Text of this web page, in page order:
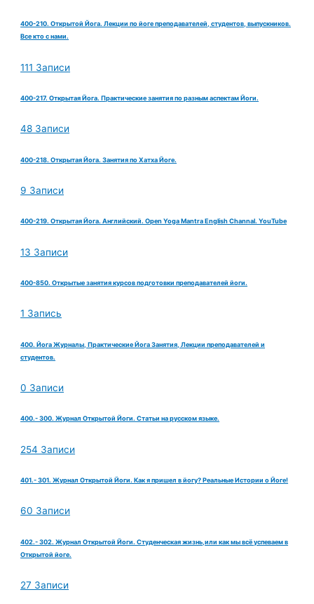
400-210. Открытой Йога. Лекции по йоге преподавателей, студентов, выпускников.
Все кто с нами.
111 Записи
400-217. Открытая Йога. Практические занятия по разным аспектам Йоги.
48 Записи
400-218. Открытая Йога. Занятия по Хатха Йоге.
9 Записи
400-219. Открытая Йога. Английский. Open Yoga Mantra English Channal. YouTube
13 Записи
400-850. Открытые занятия курсов подготовки преподавателей йоги.
1 Запись
400. Йога Журналы, Практические Йога Занятия, Лекции преподавателей и
студентов.
0 Записи
400.- 300. Журнал Открытой Йоги. Статьи на русском языке.
254 Записи
401.- 301. Журнал Открытой Йоги. Как я пришел в йогу? Реальные Истории о Йоге!
60 Записи
402.- 302. Журнал Открытой Йоги. Студенческая жизнь,или как мы всё успеваем в
Открытой йоге.
27 Записи